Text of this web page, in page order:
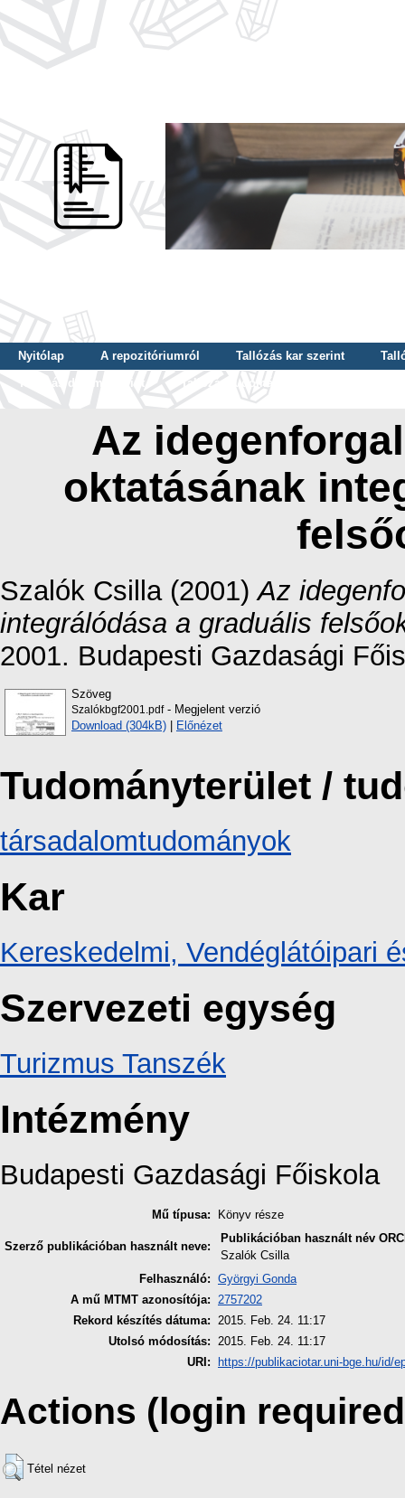
Nyitólap A repozitóriumról Tallózás kar szerint
Tallózás dátum szerint
Tallózás tudományterület szerint
Az
oktatásának
Szalók Csilla(2001)Az
integrálódása a graduális
2001. Budapesti Gazdasági
Szöveg
Szalókbgf2001.pdf- Megjelent verzió
Download (304kB) | Előnézet
Tudományterület /
társadalomtudományok
Kar
Kereskedelmi, Vendéglátóipari
Szervezeti egység
Turizmus Tanszék
Intézmény
Budapesti Gazdasági Főiskola
Mű típusa: Könyv része
Szerző publikációban használt neve:
Publikációban használt név
Szalók Csilla
Felhasználó: Györgyi Gonda
A mű MTMT azonosítója: 2757202
Rekord készítés dátuma: 2015. Feb. 24. 11:17
Utolsó módosítás: 2015. Feb. 24. 11:17
URI:
https://publikaciotar.uni-bge.hu/id/
Actions (login
Tétel nézet